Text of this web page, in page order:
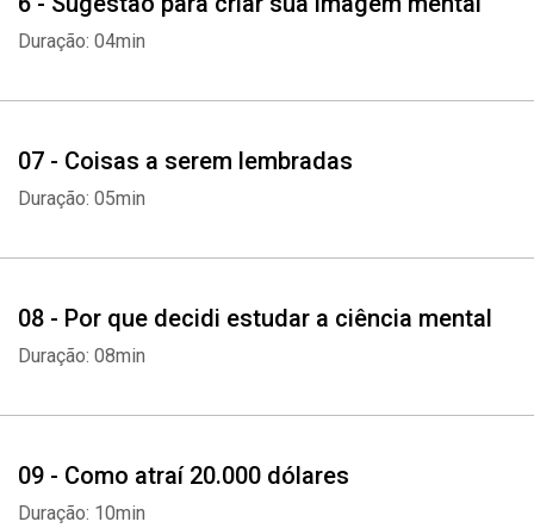
Duração: 04min
07 - Coisas a serem lembradas
Duração: 05min
08 - Por que decidi estudar a ciência mental
Duração: 08min
09 - Como atraí 20.000 dólares
Duração: 10min